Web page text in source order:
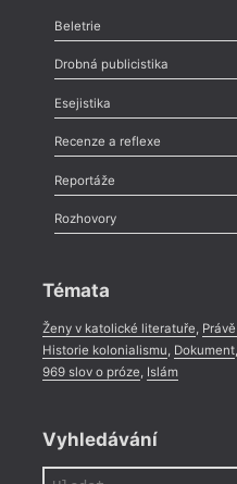
Beletrie
Poezie,Próza,Dokumenty
Drobná publicistika
Odlesk
Nekrolog,Glosa,Sloupek,
Esejistika
Esej ,Pádlo,Úvaha
Recenze a reflexe
Recenze
Méně slov o próze,Celá
Reportáže
Literární zítřky
Celá rubrika
Rozhovory
Témata
Ženy v katolické literatuře,
Historie kolonialismu, Dokument,
969 slov o próze, Islám
Vyhledávání